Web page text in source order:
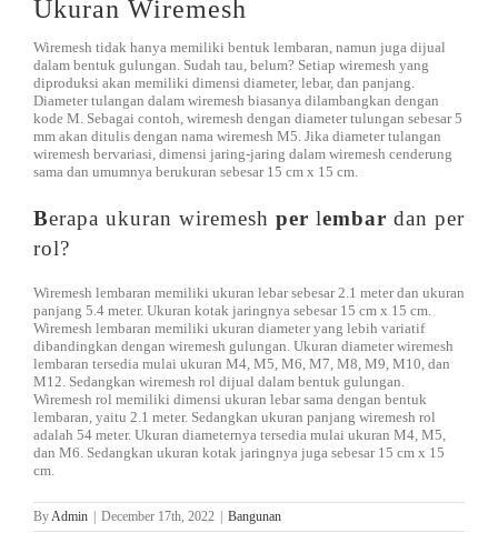
Ukuran Wiremesh
Wiremesh tidak hanya memiliki bentuk lembaran, namun juga dijual
dalam bentuk gulungan. Sudah tau, belum? Setiap wiremesh yang
diproduksi akan memiliki dimensi diameter, lebar, dan panjang.
Diameter tulangan dalam wiremesh biasanya dilambangkan dengan
kode M. Sebagai contoh, wiremesh dengan diameter tulungan sebesar 5
mm akan ditulis dengan nama wiremesh M5. Jika diameter tulangan
wiremesh bervariasi, dimensi jaring-jaring dalam wiremesh cenderung
sama dan umumnya berukuran sebesar 15 cm x 15 cm.
Berapa ukuran wiremesh per lembar dan per
rol?
Wiremesh lembaran memiliki ukuran lebar sebesar 2.1 meter dan ukuran
panjang 5.4 meter. Ukuran kotak jaringnya sebesar 15 cm x 15 cm.
Wiremesh lembaran memiliki ukuran diameter yang lebih variatif
dibandingkan dengan wiremesh gulungan. Ukuran diameter wiremesh
lembaran tersedia mulai ukuran M4, M5, M6, M7, M8, M9, M10, dan
M12. Sedangkan wiremesh rol dijual dalam bentuk gulungan.
Wiremesh rol memiliki dimensi ukuran lebar sama dengan bentuk
lembaran, yaitu 2.1 meter. Sedangkan ukuran panjang wiremesh rol
adalah 54 meter. Ukuran diameternya tersedia mulai ukuran M4, M5,
dan M6. Sedangkan ukuran kotak jaringnya juga sebesar 15 cm x 15
cm.
ByAdmin December 17th, 2022 Bangunan